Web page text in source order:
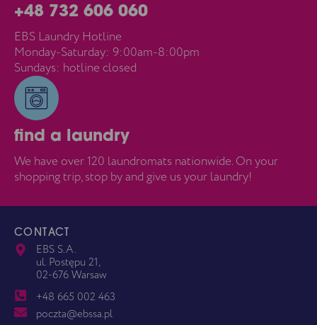
+48 732 606 060
EBS Laundry Hotline
Monday-Saturday: 9:00am-8:00pm
Sundays: hotline closed
find a laundry
We have over 120 laundromats nationwide. On your
shopping trip, stop by and give us your laundry!
CONTACT
EBS S.A.
ul. Postępu 21,
02-676 Warsaw
+48 665 002 463
poczta@ebssa.pl